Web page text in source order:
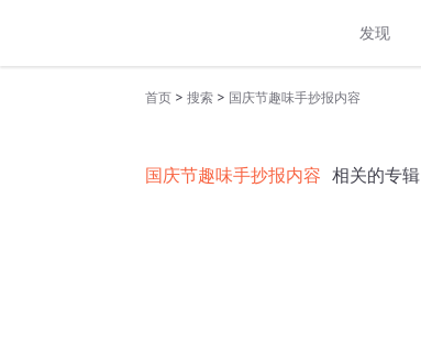
发现
首页 > 搜索 > 国庆节趣味手抄报内容
国庆节趣味手抄报内容 相关的专辑